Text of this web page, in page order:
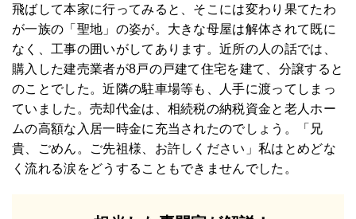
飛ばして本家に行ってみると、そこには変わり果てたわ
が一族の「聖地」の姿が。大きな母屋は解体されて既に
なく、工事の囲いがしてあります。近所の人の話では、
購入した建売業者が8戸の戸建て住宅を建て、分譲すると
のことでした。近隣の駐車場等も、人手に渡ってしまっ
ていました。売却代金は、相続税の納税資金と老人ホー
ムの高額な入居一時金に充当されたのでしょう。「兄
貴、ごめん。ご先祖様、お許しください」私はとめどな
く流れる涙をどうすることもできませんでした。